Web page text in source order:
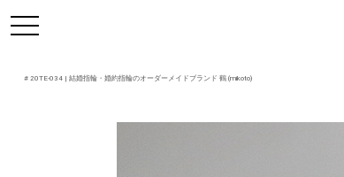
# 20TE-034| 結婚指輪・婚約指輪のオーダーメイドブランド 鶴 (mikoto)
toggle
navigation